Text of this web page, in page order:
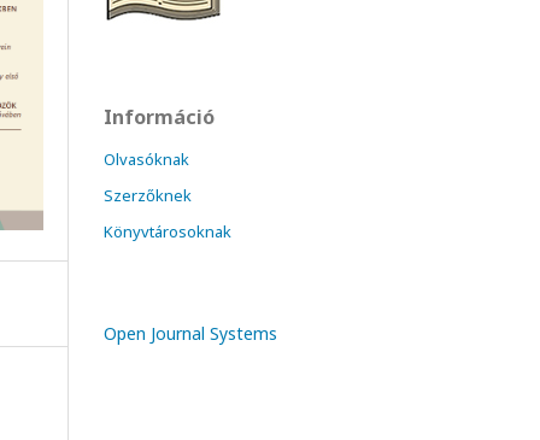
Információ
Olvasóknak
Szerzőknek
Könyvtárosoknak
Open Journal Systems